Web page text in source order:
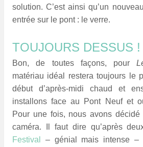
solution. C’est ainsi qu’un
entrée sur le pont : le verre.
TOUJOURS DESSUS !
Bon, de toutes façons, pour
matériau idéal restera toujours le
début d’après-midi chaud et
installons face au Pont Neuf et
Pour une fois, nous avons
caméra. Il faut dire qu’après
Festival
– génial mais intense –